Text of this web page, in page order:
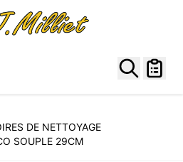
DE NETTOYAGE
SOUPLE 29CM